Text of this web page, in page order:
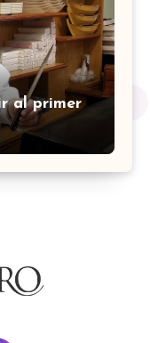
al primer